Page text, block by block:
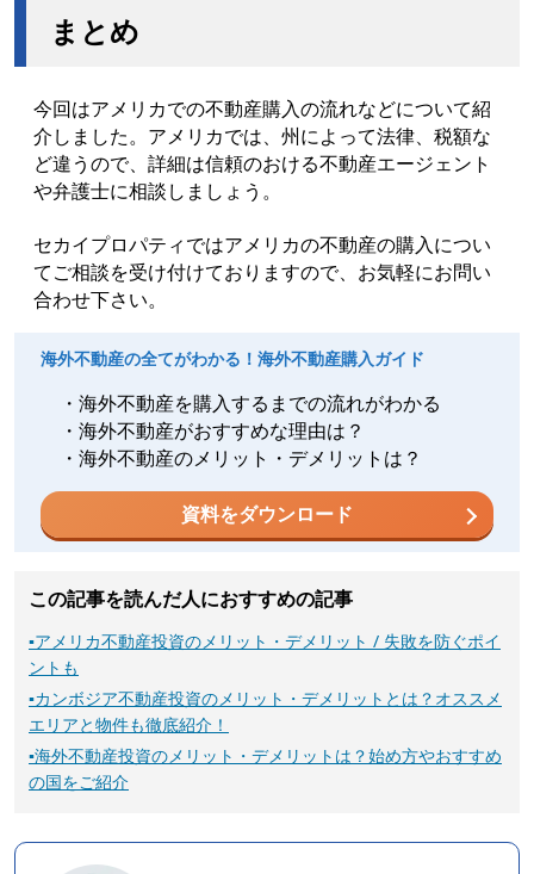
まとめ
今回はアメリカでの不動産購入の流れなどについて紹
介しました。アメリカでは、州によって法律、税額な
ど違うので、詳細は信頼のおける不動産エージェント
や弁護士に相談しましょう。
セカイプロパティではアメリカの不動産の購入につい
てご相談を受け付けておりますので、お気軽にお問い
合わせ下さい。
海外不動産の全てがわかる！海外不動産購入ガイド
・海外不動産を購入するまでの流れがわかる
・海外不動産がおすすめな理由は？
・海外不動産のメリット・デメリットは？
資料をダウンロード
この記事を読んだ人におすすめの記事
▪アメリカ不動産投資のメリット・デメリット / 失敗を防ぐポイ
ントも
▪カンボジア不動産投資のメリット・デメリットとは？オススメ
エリアと物件も徹底紹介！
▪海外不動産投資のメリット・デメリットは？始め方やおすすめ
の国をご紹介